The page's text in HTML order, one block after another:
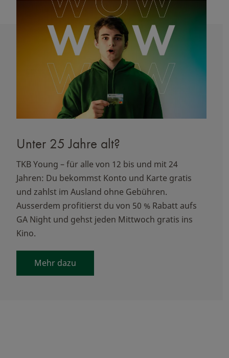
Unter 25 Jahre alt?
TKB Young – für alle von 12 bis und mit 24
Jahren: Du bekommst Konto und Karte gratis
und zahlst im Ausland ohne Gebühren.
Ausserdem profitierst du von 50 % Rabatt aufs
GA Night und gehst jeden Mittwoch gratis ins
Kino.
Mehr dazu